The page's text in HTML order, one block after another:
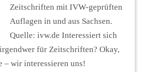
Zeitschriften mit IVW-geprüften
Auflagen in und aus Sachsen.
Quelle: ivw.de Interessiert sich
für Zeitschriften? Okay,
– wir interessieren uns!